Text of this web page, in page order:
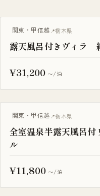
ヴィラ・コテージ
関東・甲信越 栃木県
露天風呂付きヴィラ
¥31,200 〜/泊
露天風呂付き客室
関東・甲信越 栃木県
全室温泉半露天風呂
ル
¥11,800 〜/泊